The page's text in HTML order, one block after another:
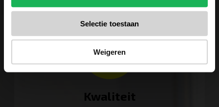
Selectie toestaan
Weigeren
Kwaliteit